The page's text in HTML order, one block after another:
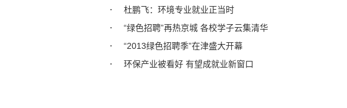
杜鹏飞：环境专业就业正当时
“绿色招聘”再热京城 各校学子云集清华
“2013绿色招聘季”在津盛大开幕
环保产业被看好 有望成就业新窗口